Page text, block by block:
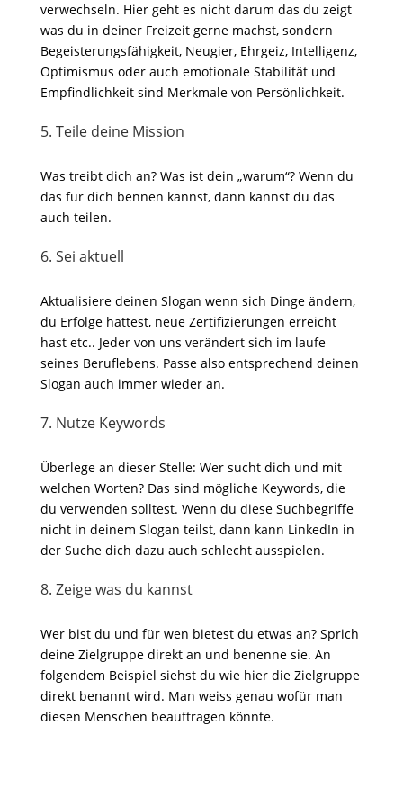
verwechseln. Hier geht es nicht darum das du zeigt
was du in deiner Freizeit gerne machst, sondern
Begeisterungsfähigkeit, Neugier, Ehrgeiz, Intelligenz,
Optimismus oder auch emotionale Stabilität und
Empfindlichkeit sind Merkmale von Persönlichkeit.
5. Teile deine Mission
Was treibt dich an? Was ist dein „warum“? Wenn du
das für dich bennen kannst, dann kannst du das
auch teilen.
6. Sei aktuell
Aktualisiere deinen Slogan wenn sich Dinge ändern,
du Erfolge hattest, neue Zertifizierungen erreicht
hast etc.. Jeder von uns verändert sich im laufe
seines Beruflebens. Passe also entsprechend deinen
Slogan auch immer wieder an.
7. Nutze Keywords
Überlege an dieser Stelle: Wer sucht dich und mit
welchen Worten? Das sind mögliche Keywords, die
du verwenden solltest. Wenn du diese Suchbegriffe
nicht in deinem Slogan teilst, dann kann LinkedIn in
der Suche dich dazu auch schlecht ausspielen.
8. Zeige was du kannst
Wer bist du und für wen bietest du etwas an? Sprich
deine Zielgruppe direkt an und benenne sie. An
folgendem Beispiel siehst du wie hier die Zielgruppe
direkt benannt wird. Man weiss genau wofür man
diesen Menschen beauftragen könnte.